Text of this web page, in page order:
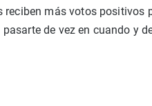
más votos positivos
de vez en cuando y